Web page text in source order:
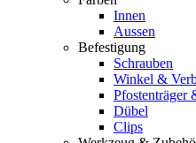
Innen
Aussen
Befestigung
Schrauben
Winkel &
Pfostenträger
Dübel
Clips